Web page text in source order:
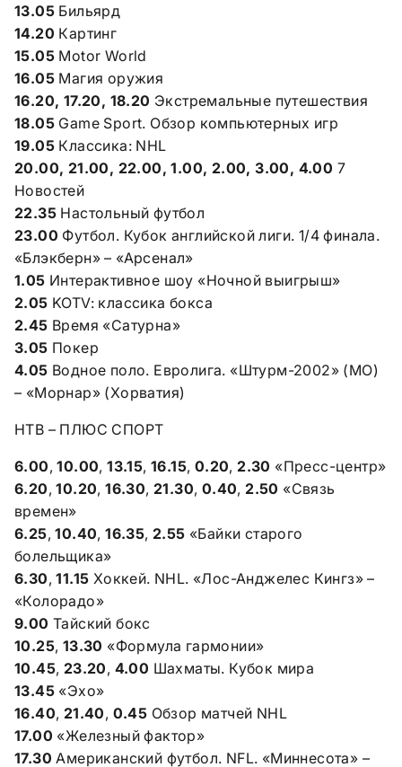
13.05 Бильярд
14.20 Картинг
15.05 Motor World
16.05 Магия оружия
16.20, 17.20, 18.20 Экстремальные путешествия
18.05 Game Sport. Обзор компьютерных игр
19.05 Классика: NHL
20.00, 21.00, 22.00, 1.00, 2.00, 3.00, 4.00 7
Новостей
22.35 Настольный футбол
23.00 Футбол. Кубок английской лиги. 1/4 финала.
«Блэкберн» – «Арсенал»
1.05 Интерактивное шоу «Ночной выигрыш»
2.05 KOTV: классика бокса
2.45 Время «Сатурна»
3.05 Покер
4.05 Водное поло. Евролига. «Штурм-2002» (МО)
– «Морнар» (Хорватия)
НТВ – ПЛЮС СПОРТ
6.00, 10.00, 13.15, 16.15, 0.20, 2.30 «Пресс-центр»
6.20, 10.20, 16.30, 21.30, 0.40, 2.50 «Связь
времен»
6.25, 10.40, 16.35, 2.55 «Байки старого
болельщика»
6.30, 11.15 Хоккей. NHL. «Лос-Анджелес Кингз» –
«Колорадо»
9.00 Тайский бокс
10.25, 13.30 «Формула гармонии»
10.45, 23.20, 4.00 Шахматы. Кубок мира
13.45 «Эхо»
16.40, 21.40, 0.45 Обзор матчей NHL
17.00 «Железный фактор»
17.30 Американский футбол. NFL. «Миннесота» –